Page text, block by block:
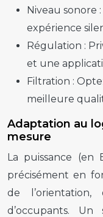
Niveau sonore :
expérience
Régulation :
et une
Filtration :
meilleure
Adaptation au
mesure
La puissance
précisément en
de
d’occupants. Un